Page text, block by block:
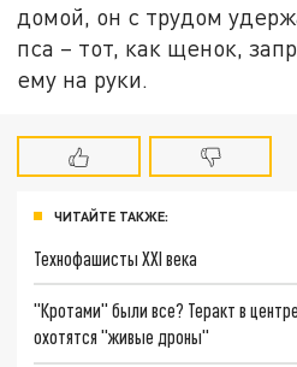
домой, он с трудом
пса – тот, как щенок,
ему на руки.
ЧИТАЙТЕ ТАКЖЕ:
Технофашисты XXI века
"Кротами" были все? Теракт в
охотятся "живые дроны"